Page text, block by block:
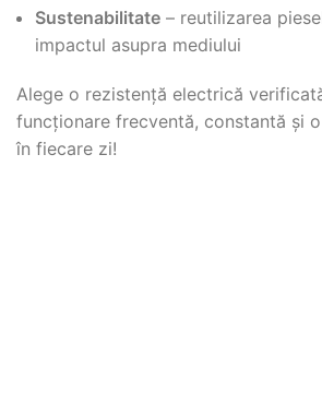
Sustenabilitate – reutilizarea
impactul asupra mediului
Alege o rezistență electrică
funcționare frecventă, constantă și
în fiecare zi!